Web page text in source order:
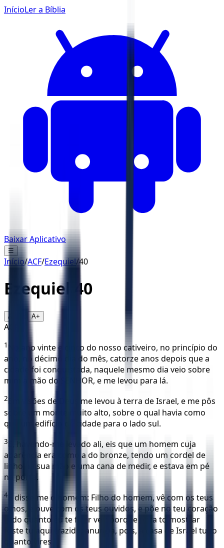
InícioLer a Bíblia
Baixar Aplicativo
☰
Início/ACF/Ezequiel/40
Ezequiel 40
A- A+
ACF
1 No ano vinte e cinco do nosso cativeiro, no princípio do
ano, no décimo dia do mês, catorze anos depois que a
cidade foi conquistada, naquele mesmo dia veio sobre
mim a mão do SENHOR, e me levou para lá.
2
Em visões de Deus me levou à terra de Israel, e me pôs
sobre um monte muito alto, sobre o qual havia como
que um edifício de cidade para o lado sul.
3
E, havendo-me levado ali, eis que um homem cuja
aparência era como a do bronze, tendo um cordel de
linho na sua mão e uma cana de medir, e estava em pé
na porta.
4
E disse-me o homem: Filho do homem, vê com os teus
olhos, e ouve com os teus ouvidos, e põe no teu coração
tudo quanto eu te fizer ver; porque para to mostrar
foste tu aqui trazido; anuncia, pois, à casa de Israel tudo
quanto vires.